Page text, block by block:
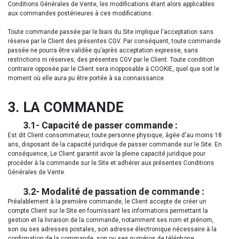
Conditions Générales de Vente, les modifications étant alors applicables
aux commandes postérieures à ces modifications.
Toute commande passée par le biais du Site implique l'acceptation sans
réserve par le Client des présentes CGV. Par conséquent, toute commande
passée ne pourra être validée qu’après acceptation expresse, sans
restrictions ni réserves, des présentes CGV par le Client. Toute condition
contraire opposée par le Client sera inopposable à COOKIE, quel que soit le
moment où elle aura pu être portée à sa connaissance.
3. LA COMMANDE
​3.1- Capacité de passer commande :
Est dit Client consommateur, toute personne physique, âgée d'au moins 18
ans, disposant de la capacité juridique de passer commande sur le Site. En
conséquence, Le Client garantit avoir la pleine capacité juridique pour
procéder à la commande sur le Site et adhérer aux présentes Conditions
Générales de Vente.
​3.2- Modalité de passation de commande :
Préalablement à la première commande, le Client accepte de créer un
compte Client sur le Site en fournissant les informations permettant la
gestion et la livraison de la commande, notamment ses nom et prénom,
son ou ses adresses postales, son adresse électronique nécessaire à la